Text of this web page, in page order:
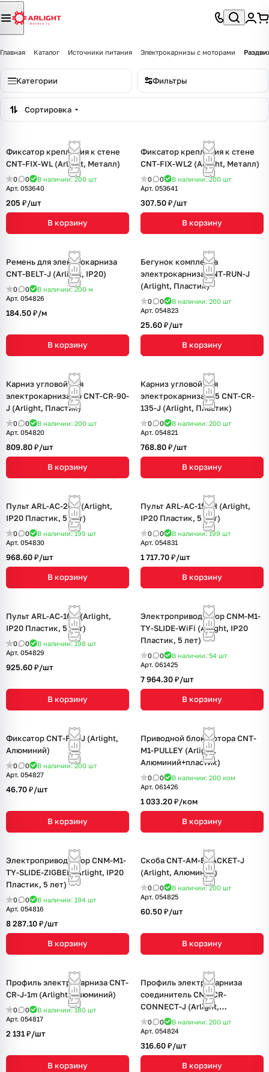
Главная Каталог Источники питания Электрокарнизы с моторами
Категории Фильтры
Сортировка
Фиксатор крепления к стене
CNT-FIX-WL (Arlight, Металл)
0 0 В наличии: 200 шт
Арт. 053640
205 ₽/шт
В корзину
Фиксатор крепления к стене
CNT-FIX-WL2 (Arlight, Металл)
0 0 В наличии: 200 шт
Арт. 053641
307.50 ₽/шт
В корзину
Ремень для электрокарниза
CNT-BELT-J (Arlight, IP20)
0 0 В наличии: 200 м
Арт. 054826
184.50 ₽/м
В корзину
Бегунок комплекта
электрокарниза CNT-RUN-J
(Arlight, Пластик)
0 0 В наличии: 200 шт
Арт. 054823
25.60 ₽/шт
В корзину
Карниз угловой для
электрокарниза 90 CNT-CR-90-
J (Arlight, Пластик)
0 0 В наличии: 200 шт
Арт. 054820
809.80 ₽/шт
В корзину
Карниз угловой для
электрокарниза 135 CNT-CR-
135-J (Arlight, Пластик)
0 0 В наличии: 200 шт
Арт. 054821
768.80 ₽/шт
В корзину
Пульт ARL-AC-2CH (Arlight,
IP20 Пластик, 5 лет)
0 0 В наличии: 199 шт
Арт. 054830
968.60 ₽/шт
В корзину
Пульт ARL-AC-15CH (Arlight,
IP20 Пластик, 5 лет)
0 0 В наличии: 199 шт
Арт. 054831
1 717.70 ₽/шт
В корзину
Пульт ARL-AC-1CH (Arlight,
IP20 Пластик, 5 лет)
0 0 В наличии: 198 шт
Арт. 054829
925.60 ₽/шт
В корзину
Электропривод штор CNM-M1-
TY-SLIDE-WiFi (Arlight, IP20
Пластик, 5 лет)
0 0 В наличии: 54 шт
Арт. 061425
7 964.30 ₽/шт
В корзину
Фиксатор CNT-FIX-J (Arlight,
Алюминий)
0 0 В наличии: 200 шт
Арт. 054827
46.70 ₽/шт
В корзину
Приводной блок мотора CNT-
M1-PULLEY (Arlight,
Алюминий+пластик)
0 0 В наличии: 200 ком
Арт. 061426
1 033.20 ₽/ком
В корзину
Электропривод штор CNM-M1-
TY-SLIDE-ZIGBEE (Arlight, IP20
Пластик, 5 лет)
0 0 В наличии: 194 шт
Арт. 054816
8 287.10 ₽/шт
В корзину
Скоба CNT-AM-BRACKET-J
(Arlight, Алюминий)
0 0 В наличии: 200 шт
Арт. 054825
60.50 ₽/шт
В корзину
Профиль электрокарниза CNT-
CR-J-1m (Arlight, Алюминий)
0 0 В наличии: 180 шт
Арт. 054817
2 131 ₽/шт
В корзину
Профиль электрокарниза
соединитель CNT-CR-
CONNECT-J (Arlight,
Алюминий)
0 0 В наличии: 200 шт
Арт. 054824
316.60 ₽/шт
В корзину